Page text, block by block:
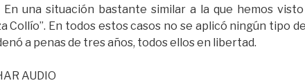
En una situación bastante similar a la que hemos
Collío”. En todos estos casos no se aplicó ningún tipo
a penas de tres años, todos ellos en libertad.
AUDIO